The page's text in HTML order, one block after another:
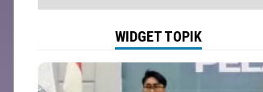
WIDGET TOPIK